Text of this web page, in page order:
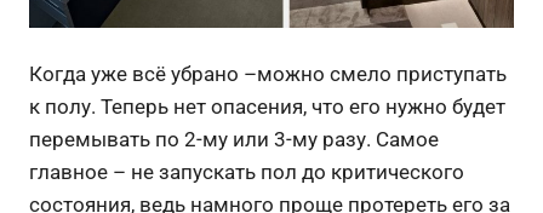
Когда уже всё убрано –можно смело приступать
к полу. Теперь нет опасения, что его нужно будет
перемывать по 2-му или 3-му разу. Самое
главное – не запускать пол до критического
состояния, ведь намного проще протереть его за